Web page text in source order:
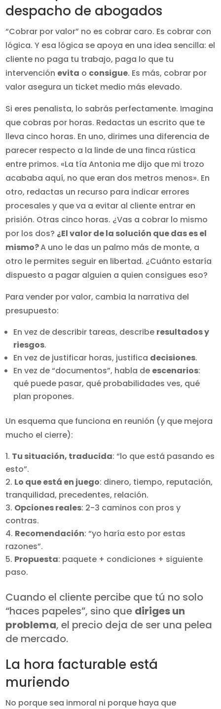
despacho de abogados
“Cobrar por valor” no es cobrar caro. Es cobrar con
lógica. Y esa lógica se apoya en una idea sencilla: el
cliente no paga tu trabajo, paga lo que tu
intervención evita o consigue. Es más, cobrar por
valor asegura un ticket medio más elevado.
Si eres penalista, lo sabrás perfectamente. Imagina
que cobras por horas. Redactas un escrito que te
lleva cinco horas. En uno, dirimes una diferencia de
parecer respecto a la linde de una finca rústica
entre primos. «La tía Antonia me dijo que mi trozo
acababa aquí, no que eran dos metros menos». En
otro, redactas un recurso para indicar errores
procesales y que va a evitar al cliente entrar en
prisión. Otras cinco horas. ¿Vas a cobrar lo mismo
por los dos? ¿El valor de la solución que das es el
mismo?A uno le das un palmo más de monte, a
otro le permites seguir en libertad. ¿Cuánto estaría
dispuesto a pagar alguien a quien consigues eso?
Para vender por valor, cambia la narrativa del
presupuesto:
En vez de describir tareas, describe resultados y
riesgos.
En vez de justificar horas, justifica decisiones.
En vez de “documentos”, habla de escenarios:
qué puede pasar, qué probabilidades ves, qué
plan propones.
Un esquema que funciona en reunión (y que mejora
mucho el cierre):
Tu situación, traducida: “lo que está pasando es
esto”.
Lo que está en juego: dinero, tiempo, reputación,
tranquilidad, precedentes, relación.
Opciones reales: 2-3 caminos con pros y
contras.
Recomendación: “yo haría esto por estas
razones”.
Propuesta: paquete + condiciones + siguiente
paso.
Cuando el cliente percibe que tú no solo
“haces papeles”, sino que diriges un
problema, el precio deja de ser una pelea
de mercado.
La hora facturable está
muriendo
No porque sea inmoral ni porque haya que